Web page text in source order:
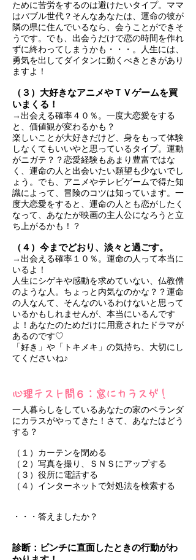
ために苦労をするのは避けたいタイプ。ママ
はバブル世代？そんなあなたは、運命の彼が
隣の県に住んでいるなら、会うことができそ
うです。でも、出会うだけで恋の時間を作れ
ずに終わってしまうかも・・・。人生には、
勇気を出してダイタンに動くべきときがあり
ますよ！
（３）大好きなアニメやＴＶゲームを買
いまくる！
→出会える確率４０％。一度大恋愛をする
と、価値観が変わるかも？
楽しいことが大好きだけど、身をもって体験
しなくてもいいやと思っているタイプ。運動
がニガテ？？恋愛経験もあまり豊富ではな
く、運命の人と出会いたい願望も少ないでし
ょう。でも、アニメやテレビゲームで得た知
識によって、冒険のコツは知っています。一
度大恋愛をすると、運命の人とも恋がしたく
なって、あなたが映画の主人公になろうと立
ち上がるかも！？
（４）今までどおり、淡々と過ごす。
→出会える確率１０％。運命の人って本当に
いるよ！
人生にシゲキや感動を求めていない、仏教僧
のような人。ちょっと内気なのかな？？運命
の人なんて、そんなのいるわけないと思って
いるかもしれませんが、本当にいるんです
よ！あなたのためだけに用意されたドラマが
あるのです♡
「好き」や「トキメキ」の気持ち、大切にし
てくださいね♪
心理テスト問６：窓にカラスが！
一人暮らしをしているあなたの家のベランダ
にカラスがやってきた！さて、あなたはどう
する？
（１）カーテンを閉める
（２）写真を撮り、ＳＮＳにアップする
（３）役所に電話する
（４）インターネットで対処法を検索する
・・・答えましたか？
診断：ピンチに直面したときの行動がわ